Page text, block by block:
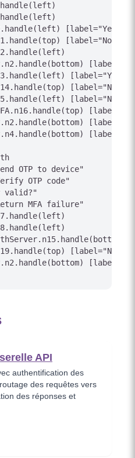
[label="Yes"]
[label="No"]
[label="Yes"]
[label="No"]
[label="No"]
OTP to device"
OTP code"
valid?"
MFA failure"
[label="No"]
API
authentification des
des requêtes vers
des réponses et